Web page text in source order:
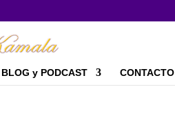
BLOG y PODCAST CONTACTO